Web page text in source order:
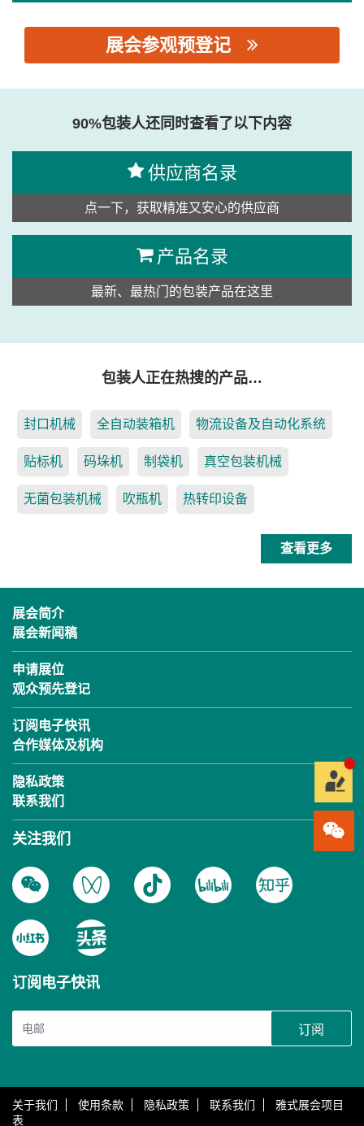
展会参观预登记
90%包装人还同时查看了以下内容
供应商名录
点一下，获取精准又安心的供应商
产品名录
最新、最热门的包装产品在这里
包装人正在热搜的产品…
封口机械 全自动装箱机 物流设备及自动化系统
贴标机 码垛机 制袋机 真空包装机械
无菌包装机械 吹瓶机 热转印设备
查看更多
展会简介
展会新闻稿
申请展位
观众预先登记
订阅电子快讯
合作媒体及机构
隐私政策
联系我们
关注我们
订阅电子快讯
订阅
关于我们 使用条款 隐私政策 联系我们
雅式展会项目
表